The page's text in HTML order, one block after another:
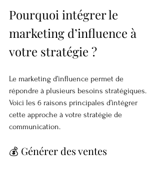
Pourquoi intégrer le
marketing d’influence à
votre stratégie ?
Le marketing d’influence permet de
répondre à plusieurs besoins stratégiques.
Voici les 6 raisons principales d’intégrer
cette approche à votre stratégie de
communication.
💰 Générer des ventes